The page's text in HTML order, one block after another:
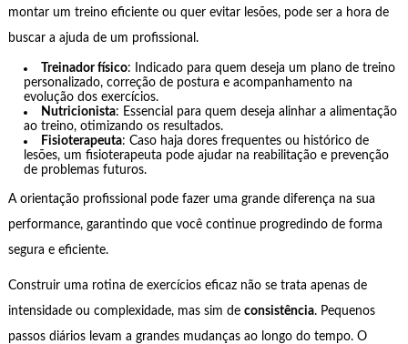
montar um treino eficiente ou quer evitar lesões, pode ser a hora de
buscar a ajuda de um profissional.
Treinador físico: Indicado para quem deseja um plano de treino
personalizado, correção de postura e acompanhamento na
evolução dos exercícios.
Nutricionista: Essencial para quem deseja alinhar a alimentação
ao treino, otimizando os resultados.
Fisioterapeuta: Caso haja dores frequentes ou histórico de
lesões, um fisioterapeuta pode ajudar na reabilitação e prevenção
de problemas futuros.
A orientação profissional pode fazer uma grande diferença na sua
performance, garantindo que você continue progredindo de forma
segura e eficiente.
Construir uma rotina de exercícios eficaz não se trata apenas de
intensidade ou complexidade, mas sim de consistência. Pequenos
passos diários levam a grandes mudanças ao longo do tempo. O